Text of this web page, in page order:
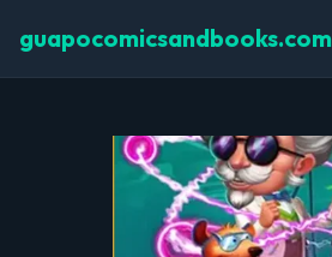
guapocomicsandbooks.com